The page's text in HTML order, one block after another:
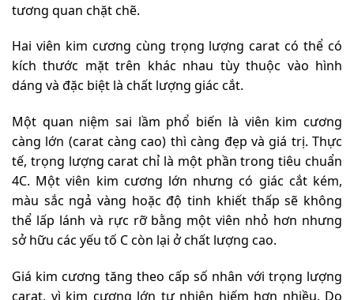
tương quan chặt chẽ.
Hai viên kim cương cùng trọng lượng carat có thể có
kích thước mặt trên khác nhau tùy thuộc vào hình
dáng và đặc biệt là chất lượng giác cắt.
Một quan niệm sai lầm phổ biến là viên kim cương
càng lớn (carat càng cao) thì càng đẹp và giá trị. Thực
tế, trọng lượng carat chỉ là một phần trong tiêu chuẩn
4C. Một viên kim cương lớn nhưng có giác cắt kém,
màu sắc ngả vàng hoặc độ tinh khiết thấp sẽ không
thể lấp lánh và rực rỡ bằng một viên nhỏ hơn nhưng
sở hữu các yếu tố C còn lại ở chất lượng cao.
Giá kim cương tăng theo cấp số nhân với trọng lượng
carat, vì kim cương lớn tự nhiên hiếm hơn nhiều. Do